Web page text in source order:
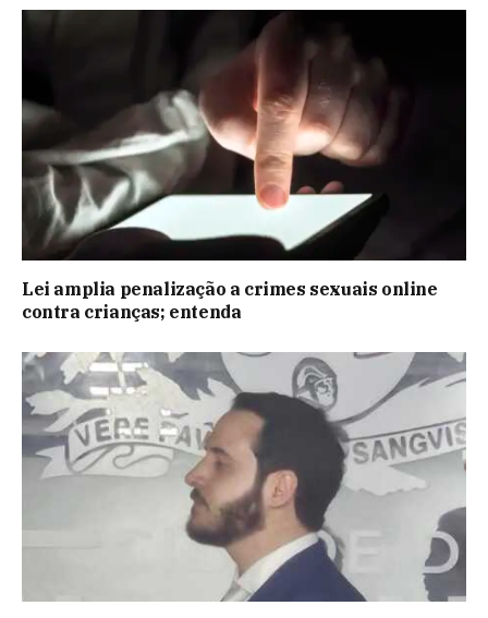
Lei amplia penalização a crimes sexuais online
contra crianças; entenda